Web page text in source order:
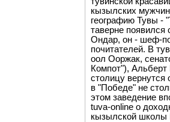
кызылских
географию Тувы -
таверне появился
Ондар, он - шеф-
почитателей. В
оол Ооржак,
Компот"), Альберт
столицу вернутся
в "Победе" не
этом заведение
tuva-online о
кызылской школы